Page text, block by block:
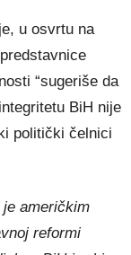
u osvrtu na
“sugeriše da
BiH nije
politički čelnici
je američkim
reformi